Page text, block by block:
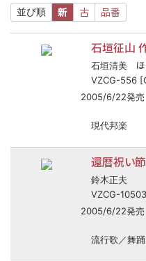
並び順 新 古 品番
石垣征山 作
石垣清美
VZCG-556
2005/6/22発売
現代邦楽
還暦祝い
鈴木正夫
VZCG-
2005/6/22発売
流行歌／舞